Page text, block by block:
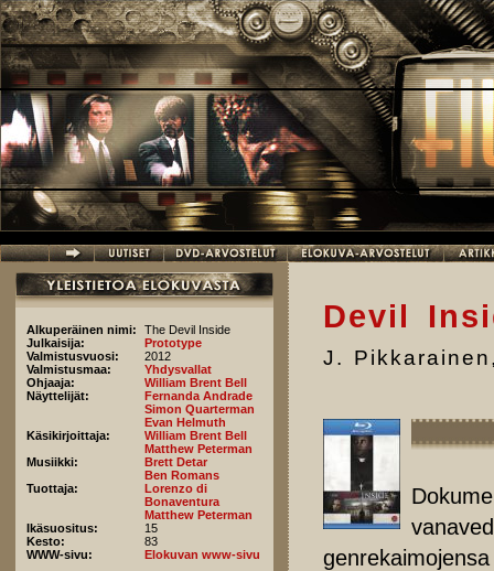
Hyppää pääsisältöön
Alkuperäinen nimi:
The Devil Inside
Julkaisija:
Prototype
Valmistusvuosi:
2012
Valmistusmaa:
Yhdysvallat
Ohjaaja:
William Brent Bell
Näyttelijät:
Fernanda Andrade
Simon Quarterman
Evan Helmuth
Käsikirjoittaja:
William Brent Bell
Matthew Peterman
Musiikki:
Brett Detar
Ben Romans
Tuottaja:
Lorenzo di
Bonaventura
Matthew Peterman
Ikäsuositus:
15
Kesto:
83
WWW-sivu:
Elokuvan www-sivu
Devil
J. Pikkarainen